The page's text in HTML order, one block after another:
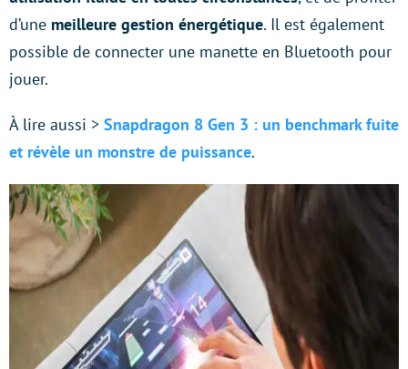
d’une meilleure gestion énergétique. Il est également
possible de connecter une manette en Bluetooth pour
jouer.
À lire aussi > Snapdragon 8 Gen 3 : un benchmark fuite
et révèle un monstre de puissance.